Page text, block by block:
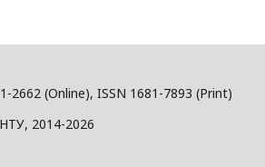
2662 (Online), ISSN 1681-7893 (Print)
2014-2026